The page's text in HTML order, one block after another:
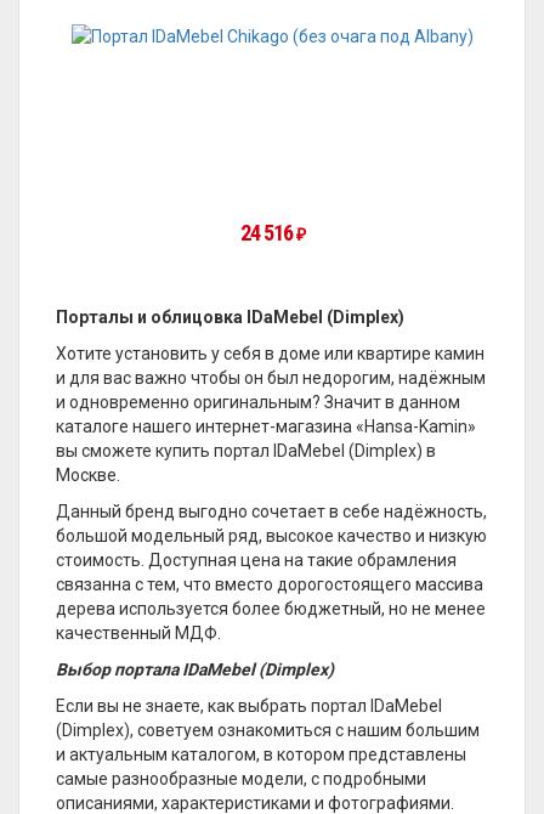
24 516 ₽
Порталы и облицовка IDaMebel (Dimplex)
Хотите установить у себя в доме или квартире камин
и для вас важно чтобы он был недорогим, надёжным
и одновременно оригинальным? Значит в данном
каталоге нашего интернет-магазина «Hansa-Kamin»
вы сможете купить портал IDaMebel (Dimplex) в
Москве.
Данный бренд выгодно сочетает в себе надёжность,
большой модельный ряд, высокое качество и низкую
стоимость. Доступная цена на такие обрамления
связанна с тем, что вместо дорогостоящего массива
дерева используется более бюджетный, но не менее
качественный МДФ.
Выбор портала IDaMebel (Dimplex)
Если вы не знаете, как выбрать портал IDaMebel
(Dimplex), советуем ознакомиться с нашим большим
и актуальным каталогом, в котором представлены
самые разнообразные модели, с подробными
описаниями, характеристиками и фотографиями.